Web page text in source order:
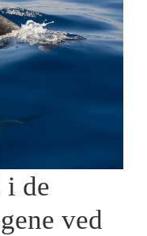
i de
ved